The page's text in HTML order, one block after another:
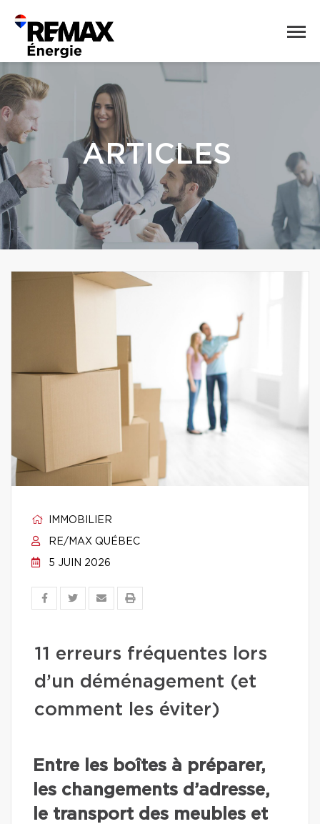
ARTICLES
IMMOBILIER
RE/MAX QUÉBEC
5 JUIN 2026
11 erreurs fréquentes lors
d’un déménagement (et
comment les éviter)
Entre les boîtes à préparer,
les changements d’adresse,
le transport des meubles et